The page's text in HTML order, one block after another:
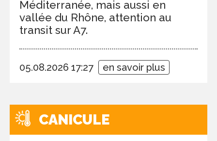
Méditerranée, mais aussi en
vallée du Rhône, attention au
transit sur A7.
05.08.2026 17:27 en savoir plus
CANICULE